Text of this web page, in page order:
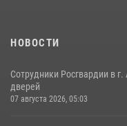
НОВОСТИ
Сотрудники Росгвардии в
дверей
07 августа 2026, 05:03